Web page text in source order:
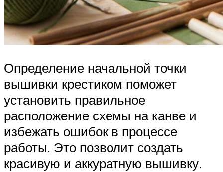
Определение начальной точки
вышивки крестиком поможет
установить правильное
расположение схемы на канве и
избежать ошибок в процессе
работы. Это позволит создать
красивую и аккуратную вышивку.